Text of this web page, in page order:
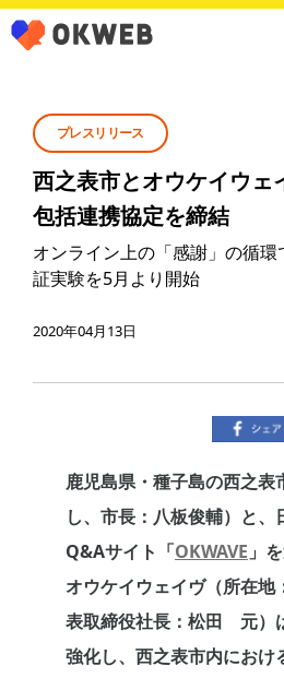
プレスリリース
西之表市とオウケイウェ
包括連携協定を締結
オンライン上の「感謝」の循
証実験を5月より開始
2020年04月13日
鹿児島県・種子島の西之表
し、市長：八板俊輔）と、
Q&Aサイト「OKWAVE 」
オウケイウェイヴ（所在地
表取締役社長：松田 元）
強化し、西之表市内におけ